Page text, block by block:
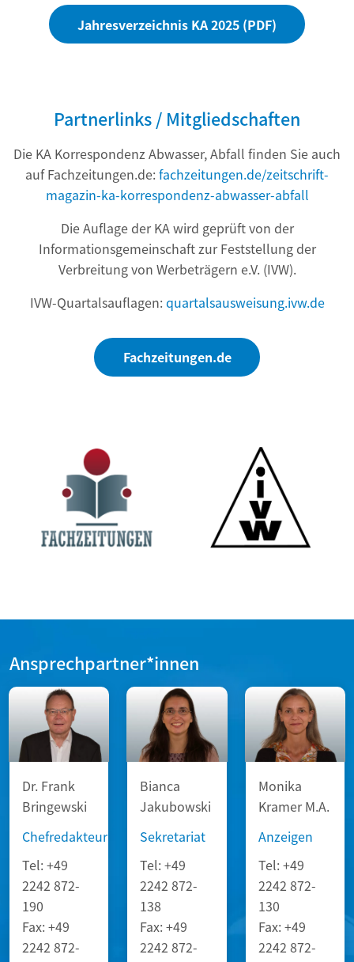
Jahresverzeichnis KA 2025 (PDF)
Partnerlinks / Mitgliedschaften
Die KA Korrespondenz Abwasser, Abfall finden Sie auch
auf Fachzeitungen.de: fachzeitungen.de/zeitschrift-
magazin-ka-korrespondenz-abwasser-abfall
Die Auflage der KA wird geprüft von der
Informationsgemeinschaft zur Feststellung der
Verbreitung von Werbeträgern e.V. (IVW).
IVW-Quartalsauflagen: quartalsausweisung.ivw.de
Fachzeitungen.de
Ansprechpartner*innen
Dr. Frank
Bringewski
Chefredakteur
Tel: +49
2242 872-
190
Fax: +49
2242 872-
Bianca
Jakubowski
Sekretariat
Tel:+49
2242 872-
138
Fax:+49
2242 872-
Monika
Kramer M.A.
Anzeigen
Tel: +49
2242 872-
130
Fax: +49
2242 872-